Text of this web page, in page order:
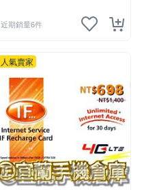
近期銷量6件
人氣賣家